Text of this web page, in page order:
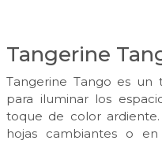
Tangerine
Tangerine Tango es un
para iluminar los
toque de color
hojas cambiantes o